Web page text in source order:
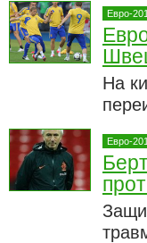
Евро-
На
Евро-